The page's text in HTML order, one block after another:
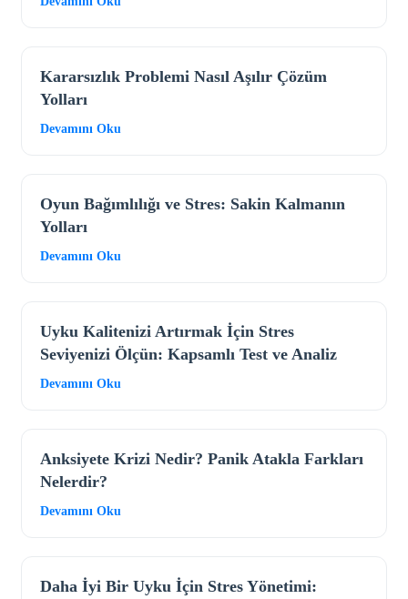
Kararsızlık Problemi Nasıl Aşılır Çözüm
Yolları
Devamını Oku
Oyun Bağımlılığı ve Stres: Sakin Kalmanın
Yolları
Devamını Oku
Uyku Kalitenizi Artırmak İçin Stres
Seviyenizi Ölçün: Kapsamlı Test ve Analiz
Devamını Oku
Anksiyete Krizi Nedir? Panik Atakla Farkları
Nelerdir?
Devamını Oku
Daha İyi Bir Uyku İçin Stres Yönetimi: